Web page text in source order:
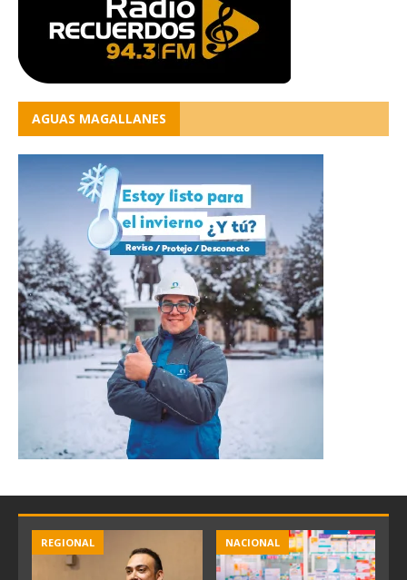
AGUAS MAGALLANES
REGIONAL NACIONAL